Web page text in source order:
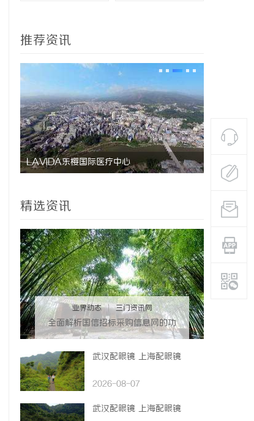
推荐资讯
LAVIDA乐樱国际医疗中心 防坠落水
用与应用
精选资讯
业界动态 | 三门资讯网
全面解析国信招标采购信息网的功
能与优势
武汉配眼镜 上海配眼镜
2026-08-07
武汉配眼镜 上海配眼镜